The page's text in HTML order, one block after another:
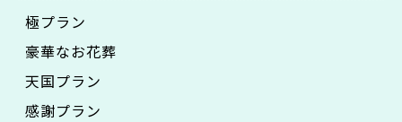
極プラン
豪華なお花葬
天国プラン
感謝プラン